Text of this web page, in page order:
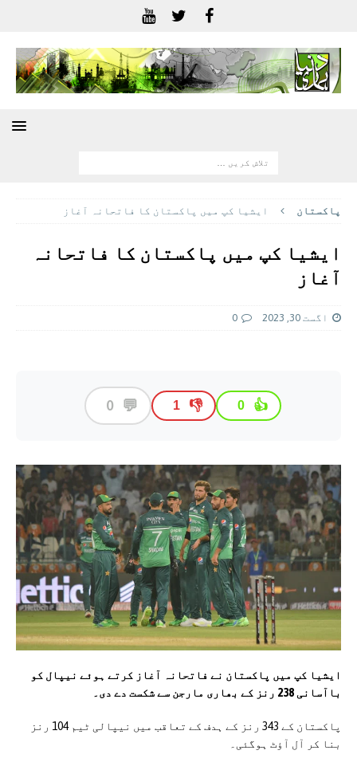
پاکستان ایشیا کپ میں پاکستان کا فاتحانہ آغاز
ایشیا کپ میں پاکستان کا فاتحانہ
آغاز
اگست 30, 2023 0
👍
0
👎
1
💬
0
ایشیا کپ میں پاکستان نے فاتحانہ آغاز کرتے ہوئے نیپال کو
باآسانی 238 رنز کے بھاری مارجن سے شکست دے دی۔
پاکستان کے 343 رنز کے ہدف کے تعاقب میں نیپالی ٹیم 104 رنز
بنا کر آل آؤٹ ہوگئی۔